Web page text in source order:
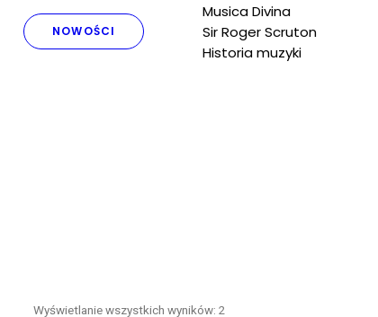
NOWOŚCI
Musica Divina
Sir Roger Scruton
Historia muzyki
Wyświetlanie wszystkich wyników: 2